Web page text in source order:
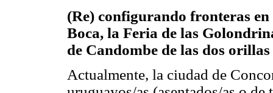
(Re) configurando fronteras en
Boca, la Feria de las
de Candombe de las dos orillas
Actualmente, la ciudad de